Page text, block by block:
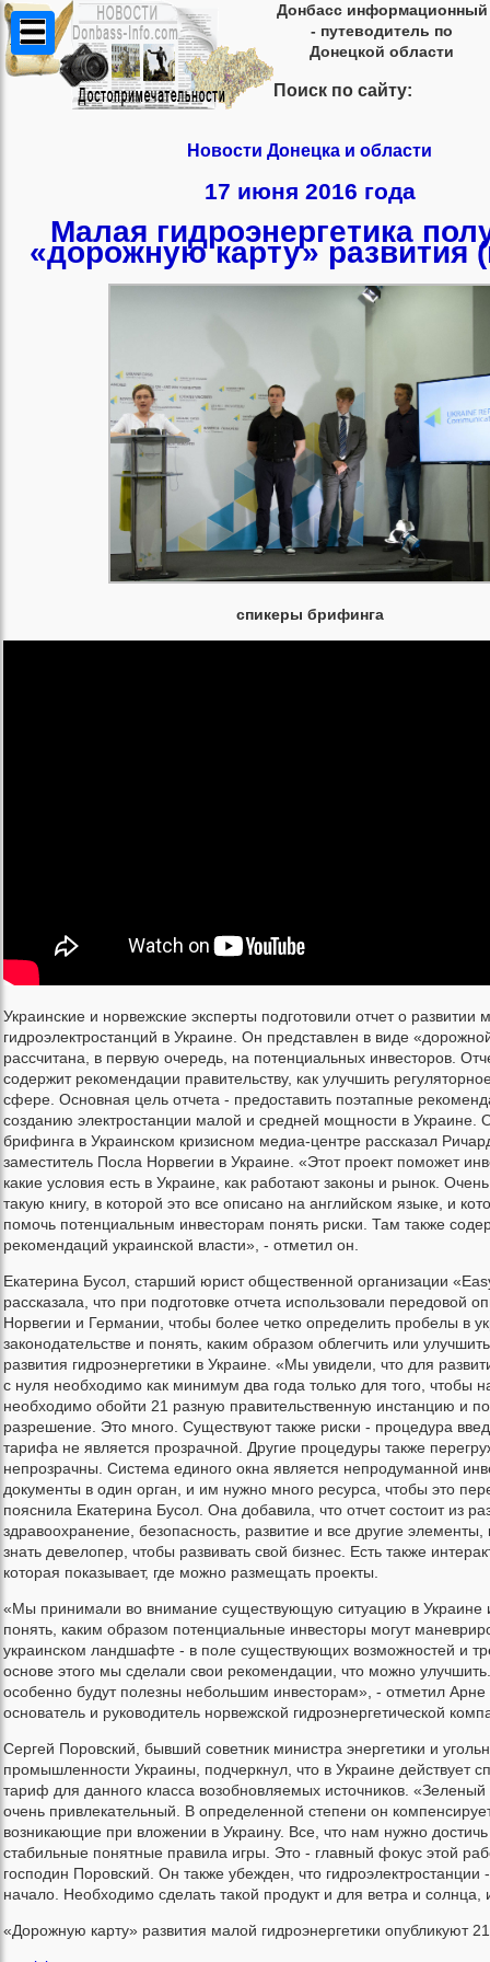
Донбасс информационный
- путеводитель по
Донецкой области
Поиск по сайту:
Новости Донецка и области
17 июня 2016 года
Малая гидроэнергетика
«дорожную карту» развития
спикеры брифинга
Украинские и норвежские эксперты подготовили отчет о развитии
гидроэлектростанций в Украине. Он представлен в виде
рассчитана, в первую очередь, на потенциальных инвесторов.
содержит рекомендации правительству, как улучшить
сфере. Основная цель отчета - предоставить поэтапные
созданию электростанции малой и средней мощности в Украине.
брифинга в Украинском кризисном медиа-центре рассказал
заместитель Посла Норвегии в Украине. «Этот проект поможет
какие условия есть в Украине, как работают законы и рынок.
такую книгу, в которой это все описано на английском языке, и
помочь потенциальным инвесторам понять риски. Там также
рекомендаций украинской власти», - отметил он.
Екатерина Бусол, старший юрист общественной организации
рассказала, что при подготовке отчета использовали передовой
Норвегии и Германии, чтобы более четко определить пробелы в
законодательстве и понять, каким образом облегчить или
развития гидроэнергетики в Украине. «Мы увидели, что для
с нуля необходимо как минимум два года только для того, чтобы
необходимо обойти 21 разную правительственную инстанцию и
разрешение. Это много. Существуют также риски - процедура
тарифа не является прозрачной. Другие процедуры также
непрозрачны. Система единого окна является непродуманной
документы в один орган, и им нужно много ресурса, чтобы это
пояснила Екатерина Бусол. Она добавила, что отчет состоит из
здравоохранение, безопасность, развитие и все другие
знать девелопер, чтобы развивать свой бизнес. Есть также
которая показывает, где можно размещать проекты.
«Мы принимали во внимание существующую ситуацию в Украине
понять, каким образом потенциальные инвесторы могут
украинском ландшафте - в поле существующих возможностей и
основе этого мы сделали свои рекомендации, что можно
особенно будут полезны небольшим инвесторам», - отметил Арне
основатель и руководитель норвежской гидроэнергетической
Сергей Поровский, бывший советник министра энергетики и
промышленности Украины, подчеркнул, что в Украине действует
тариф для данного класса возобновляемых источников.
очень привлекательный. В определенной степени он
возникающие при вложении в Украину. Все, что нам нужно достичь
стабильные понятные правила игры. Это - главный фокус этой
господин Поровский. Он также убежден, что гидроэлектростанции
начало. Необходимо сделать такой продукт и для ветра и
«Дорожную карту» развития малой гидроэнергетики опубликуют